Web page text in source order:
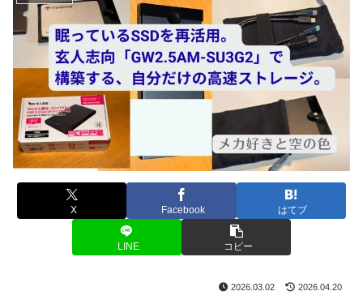
X Facebook はてブ
LINE コピー
2026.03.02 2026.04.20